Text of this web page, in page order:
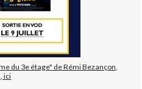
du 3e étage" de Rémi Bezançon,
ici